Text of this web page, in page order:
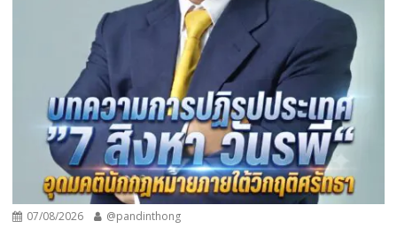
07/08/2026 @pandinthong